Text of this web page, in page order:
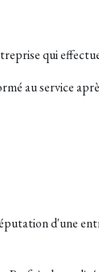
qui
au service
d'une